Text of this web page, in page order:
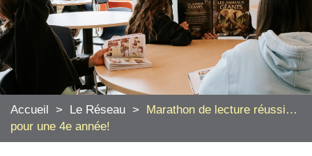
Accueil > Le Réseau >
Marathon de lecture réussi…
pour une 4e année!